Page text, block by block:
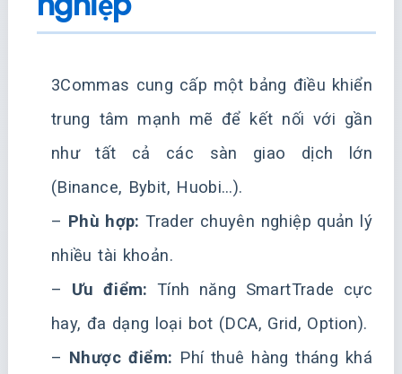
3Commas cung cấp một bảng điều khiển
trung tâm mạnh mẽ để kết nối với gần
như tất cả các sàn giao dịch lớn
(Binance, Bybit, Huobi…).
– Phù hợp: Trader chuyên nghiệp quản lý
nhiều tài khoản.
– Ưu điểm: Tính năng SmartTrade cực
hay, đa dạng loại bot (DCA, Grid, Option).
– Nhược điểm: Phí thuê hàng tháng khá